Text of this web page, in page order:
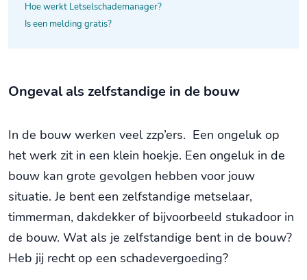
Hoe werkt Letselschademanager?
Is een melding gratis?
Ongeval als zelfstandige in de bouw
In de bouw werken veel zzp’ers. Een ongeluk op
het werk zit in een klein hoekje. Een ongeluk in de
bouw kan grote gevolgen hebben voor jouw
situatie. Je bent een zelfstandige metselaar,
timmerman, dakdekker of bijvoorbeeld stukadoor in
de bouw. Wat als je zelfstandige bent in de bouw?
Heb jij recht op een schadevergoeding?